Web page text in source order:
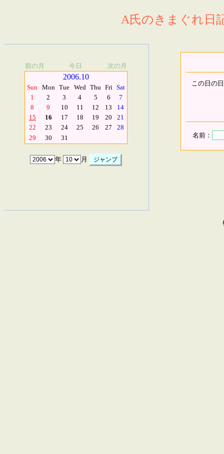
A氏のきまぐれ日
前の月 今日 次の月
2006.10
Sun Mon Tue Wed Thu Fri Sat
1
2 3 4 5 6
7
8
9 10 11 12 13
14
15
16 17 18 19 20
21
22
23 24 25 26 27
28
29
30 31
年 月
この日の
名前：